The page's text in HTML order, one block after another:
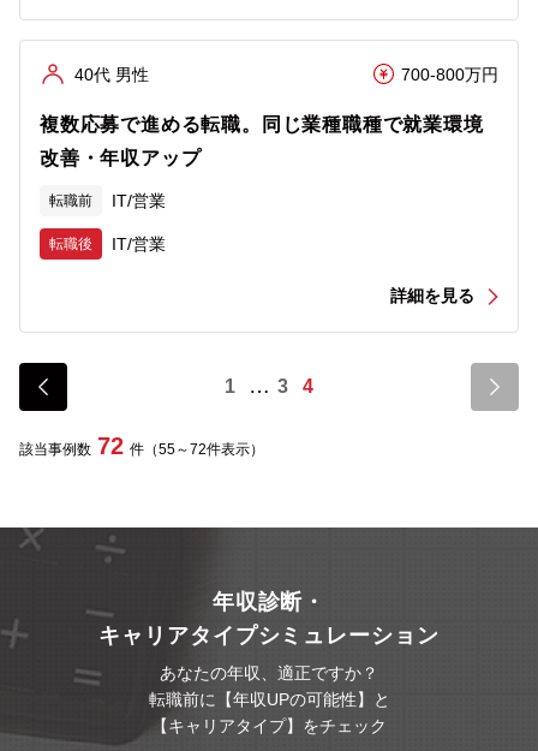
40代 男性 700-800万円
複数応募で進める転職。同じ業種職種で就業環境
改善・年収アップ
転職前 IT/営業
転職後 IT/営業
詳細を見る
1 3 4
該当事例数 72 件（55～72件表示）
年収診断・
キャリアタイプシミュレーション
あなたの年収、適正ですか？
転職前に【年収UPの可能性】と
【キャリアタイプ】をチェック